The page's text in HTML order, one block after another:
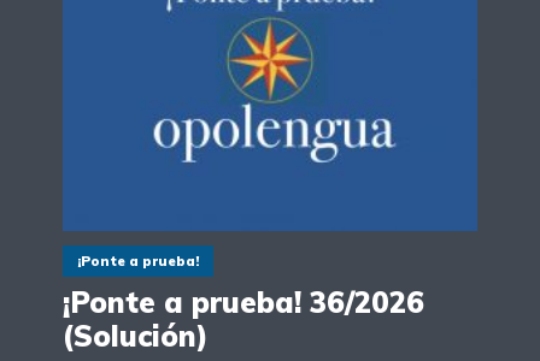
¡Ponte a prueba!
¡Ponte a prueba! 36/2026
(Solución)